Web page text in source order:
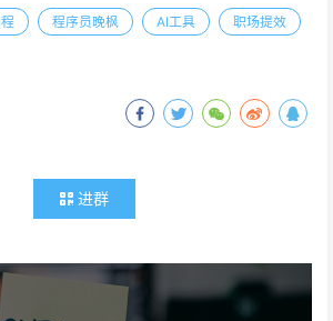
程序员晚枫 AI工具 职场提效
进群